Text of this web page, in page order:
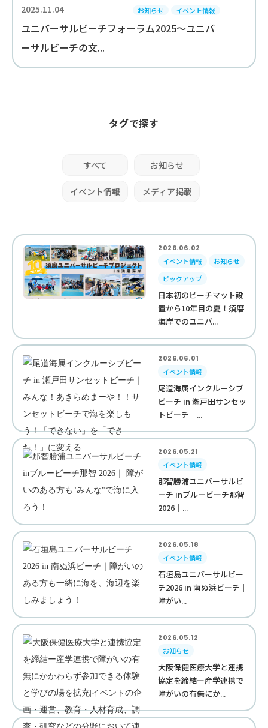
2025.11.04 お知らせ イベント情報
ユニバーサルビーチフォーラム2025～ユニバ
ーサルビーチの文...
タグで探す
すべて お知らせ
イベント情報 メディア掲載
2026.06.02
イベント情報
お知らせ
ピックアップ
日本初のビーチマット設
置から10年目の夏！須磨
海岸でのユニバ...
2026.06.01
イベント情報
尾道海属インクルーシブ
ビーチ in 瀬戸田サンセッ
トビーチ｜...
2026.05.21
イベント情報
那智勝浦ユニバーサルビ
ーチ inブルービーチ那智
2026｜...
2026.05.18
イベント情報
石垣島ユニバーサルビー
チ2026 in 南ぬ浜ビーチ｜
障がい...
2026.05.12
お知らせ
大阪保健医療大学と連携
協定を締結ー産学連携で
障がいの有無にか...